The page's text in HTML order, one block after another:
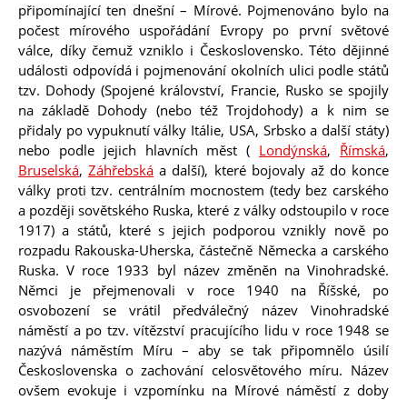
e on e on e on by e- page
připomínající ten dnešní – Mírové. Pojmenováno bylo na
počest mírového uspořádání Evropy po první světové
válce, díky čemuž vzniklo i Československo. Této dějinné
události odpovídá i pojmenování okolních ulici podle států
tzv. Dohody (Spojené království, Francie, Rusko se spojily
na základě Dohody (nebo též Trojdohody) a k nim se
přidaly po vypuknutí války Itálie, USA, Srbsko a další státy)
nebo podle jejich hlavních měst ( Londýnská, Římská,
Bruselská,Záhřebská a další), které bojovaly až do konce
války proti tzv. centrálním mocnostem (tedy bez carského
a později sovětského Ruska, které z války odstoupilo v roce
1917) a států, které s jejich podporou vznikly nově po
rozpadu Rakouska-Uherska, částečně Německa a carského
Ruska. V roce 1933 byl název změněn na Vinohradské.
Němci je přejmenovali v roce 1940 na Říšské, po
osvobození se vrátil předválečný název Vinohradské
náměstí a po tzv. vítězství pracujícího lidu v roce 1948 se
nazývá náměstím Míru – aby se tak připomnělo úsilí
Československa o zachování celosvětového míru. Název
ovšem evokuje i vzpomínku na Mírové náměstí z doby